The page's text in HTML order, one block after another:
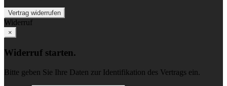
Vertrag widerrufen
Widerruf
×
Widerruf starten.
Bitte geben Sie Ihre Daten zur Identifikation des Vertrags ein.